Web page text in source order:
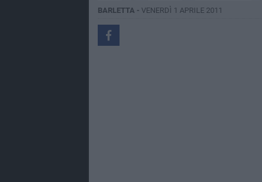
BARLETTA - VENERDÌ 1 APRILE 2011